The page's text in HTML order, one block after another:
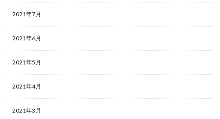
2021年7月
2021年6月
2021年5月
2021年4月
2021年3月